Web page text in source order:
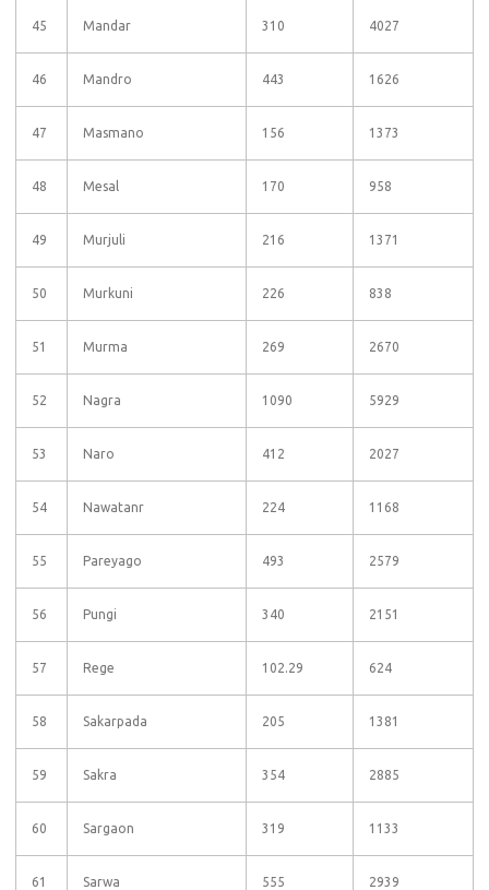
45 Mandar 310 4027
46 Mandro 443 1626
47 Masmano 156 1373
48 Mesal 170 958
49 Murjuli 216 1371
50 Murkuni 226 838
51 Murma 269 2670
52 Nagra 1090 5929
53 Naro 412 2027
54 Nawatanr 224 1168
55 Pareyago 493 2579
56 Pungi 340 2151
57 Rege 102.29 624
58 Sakarpada 205 1381
59 Sakra 354 2885
60 Sargaon 319 1133
61 Sarwa 555 2939